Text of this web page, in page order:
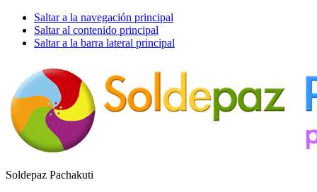
Saltar a la navegación principal
Saltar al contenido principal
Saltar a la barra lateral principal
Soldepaz Pachakuti